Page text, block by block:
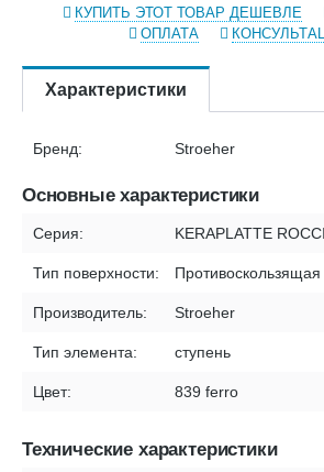
КУПИТЬ ЭТОТ ТОВАР ДЕШЕВЛЕ
ОПЛАТА
Характеристики
Бренд: Stroeher
Основные характеристики
Серия: KERAPLATTE
Тип поверхности: Противоскользящая
Производитель: Stroeher
Тип элемента: ступень
Цвет: 839 ferro
Технические характеристики